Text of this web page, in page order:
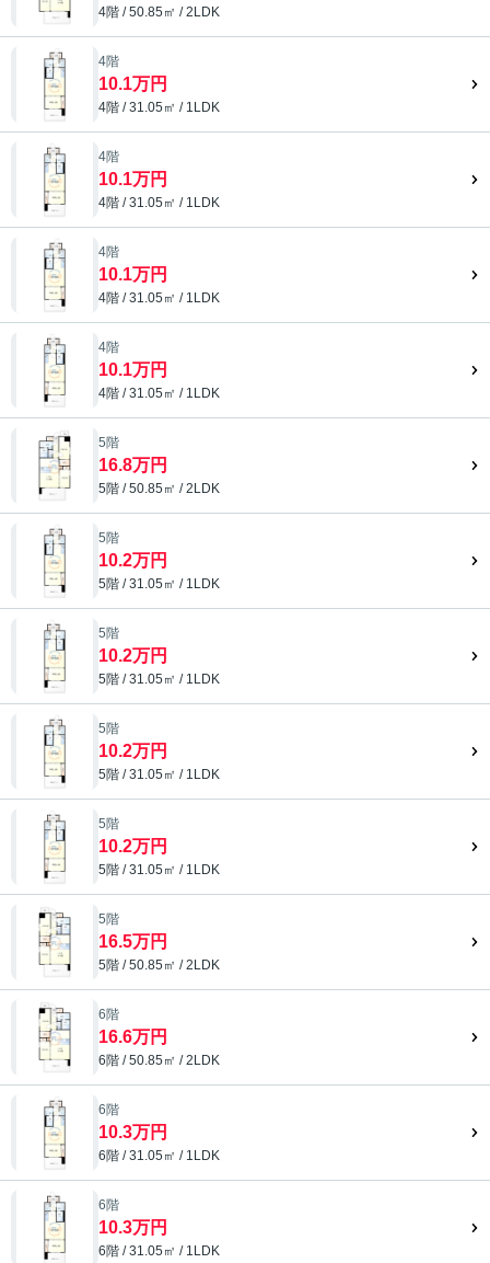
4階 / 50.85㎡ / 2LDK
4階
10.1万円
4階 / 31.05㎡ / 1LDK
4階
10.1万円
4階 / 31.05㎡ / 1LDK
4階
10.1万円
4階 / 31.05㎡ / 1LDK
4階
10.1万円
4階 / 31.05㎡ / 1LDK
5階
16.8万円
5階 / 50.85㎡ / 2LDK
5階
10.2万円
5階 / 31.05㎡ / 1LDK
5階
10.2万円
5階 / 31.05㎡ / 1LDK
5階
10.2万円
5階 / 31.05㎡ / 1LDK
5階
10.2万円
5階 / 31.05㎡ / 1LDK
5階
16.5万円
5階 / 50.85㎡ / 2LDK
6階
16.6万円
6階 / 50.85㎡ / 2LDK
6階
10.3万円
6階 / 31.05㎡ / 1LDK
6階
10.3万円
6階 / 31.05㎡ / 1LDK